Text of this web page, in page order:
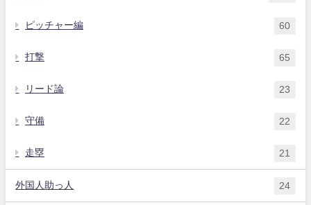
ピッチャー編 60
打撃 65
リード論 23
守備 22
走塁 21
外国人助っ人 24